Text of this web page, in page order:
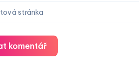
komentář